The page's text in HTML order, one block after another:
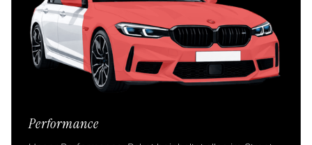
Performance